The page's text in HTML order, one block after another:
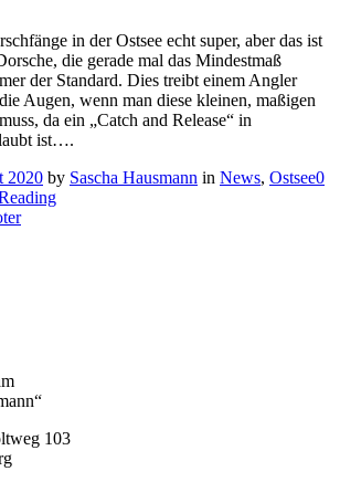
in der Ostsee echt super, aber das ist
die gerade mal das Mindestmaß
der Standard. Dies treibt einem Angler
Augen, wenn man diese kleinen, maßigen
da ein „Catch and Release“ in
ist….
2020 by Sascha Hausmann in News, Ostsee0
103